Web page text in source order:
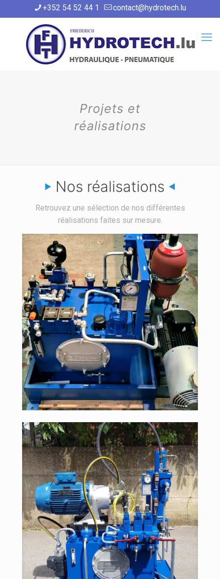
+352 54 52 44 1 contact@hydrotech.lu
Projets et
réalisations
Nos réalisations
Retrouvez une sélection de nos différentes
réalisations faites sur mesure.